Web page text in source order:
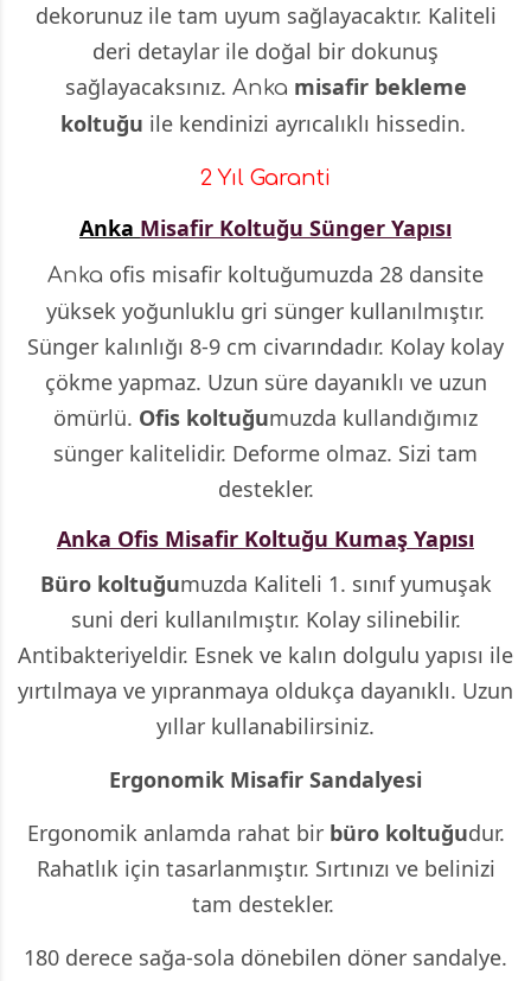
dekorunuz ile tam uyum sağlayacaktır. Kaliteli
deri detaylar ile doğal bir dokunuş
sağlayacaksınız. Anka misafir bekleme
koltuğu ile kendinizi ayrıcalıklı hissedin.
2 Yıl Garanti
Anka Misafir Koltuğu Sünger Yapısı
Anka ofis misafir koltuğumuzda 28 dansite
yüksek yoğunluklu gri sünger kullanılmıştır.
Sünger kalınlığı 8-9 cm civarındadır. Kolay kolay
çökme yapmaz. Uzun süre dayanıklı ve uzun
ömürlü. Ofis koltuğumuzda kullandığımız
sünger kalitelidir. Deforme olmaz. Sizi tam
destekler.
Anka Ofis Misafir Koltuğu Kumaş Yapısı
Büro koltuğumuzda Kaliteli 1. sınıf yumuşak
suni deri kullanılmıştır. Kolay silinebilir.
Antibakteriyeldir. Esnek ve kalın dolgulu yapısı ile
yırtılmaya ve yıpranmaya oldukça dayanıklı. Uzun
yıllar kullanabilirsiniz.
Ergonomik Misafir Sandalyesi
Ergonomik anlamda rahat bir büro koltuğudur.
Rahatlık için tasarlanmıştır. Sırtınızı ve belinizi
tam destekler.
180 derece sağa-sola dönebilen döner sandalye.